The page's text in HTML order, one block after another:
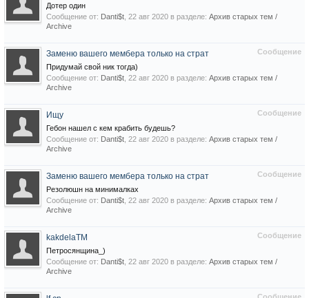
Дотер один
Сообщение от: Danti$t 22 авг 2020 в разделе: Архив старых тем /
Archive
Сообщение
Заменю вашего мембера только на страт
Придумай свой ник тогда)
Сообщение от: Danti$t 22 авг 2020 в разделе: Архив старых тем /
Archive
Сообщение
Ищу
Гебон нашел с кем крабить будешь?
Сообщение от: Danti$t 22 авг 2020 в разделе: Архив старых тем /
Archive
Сообщение
Заменю вашего мембера только на страт
Резолюшн на минималках
Сообщение от: Danti$t 22 авг 2020 в разделе: Архив старых тем /
Archive
Сообщение
kakdelaTM
Петросянщина_)
Сообщение от: Danti$t 22 авг 2020 в разделе: Архив старых тем /
Archive